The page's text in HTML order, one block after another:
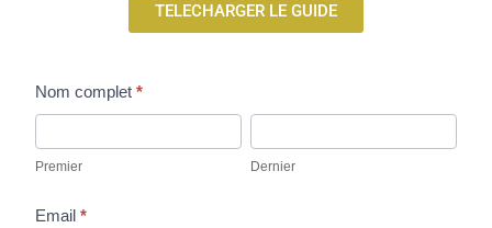
TELECHARGER LE GUIDE
telechargement
raccourcis-
clavier-
Nom complet*
Premier Dernier
Email*